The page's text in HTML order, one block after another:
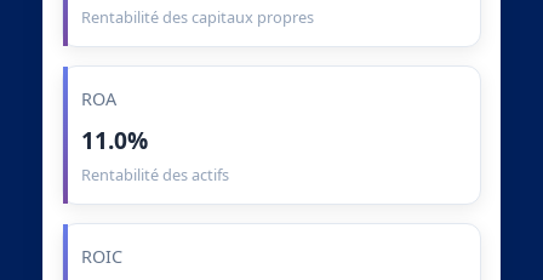
Rentabilité des capitaux propres
ROA
11.0%
Rentabilité des actifs
ROIC